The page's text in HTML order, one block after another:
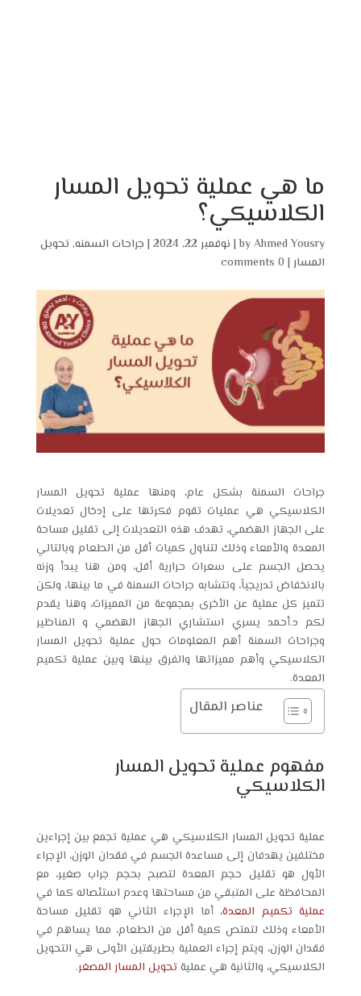
ما هي عملية تحويل المسار
الكلاسيكي؟
byAhmed Yousry
| نوفمبر 22, 2024 | جراحات السمنه, تحويل
المسار|
0 comments
جراحات السمنة بشكل عام، ومنها عملية تحويل المسار
الكلاسيكي هي عمليات تقوم فكرتها على إدخال تعديلات
على الجهاز الهضمي، تهدف هذه التعديلات إلى تقليل مساحة
المعدة والأمعاء وذلك لتناول كميات أقل من الطعام وبالتالي
يحصل الجسم على سعرات حرارية أقل، ومن هنا يبدأ وزنه
بالانخفاض تدريجياً، وتتشابه جراحات السمنة في ما بينها، ولكن
تتميز كل عملية عن الأخرى بمجموعة من المميزات، وهنا يقدم
لكم د.أحمد يسري استشاري الجهاز الهضمي و المناظير
وجراحات السمنة أهم المعلومات حول عملية تحويل المسار
الكلاسيكي وأهم مميزاتها والفرق بينها وبين عملية تكميم
المعدة.
عناصر المقال
مفهوم عملية تحويل المسار
الكلاسيكي
عملية تحويل المسار الكلاسيكي هي عملية تجمع بين إجراءين
مختلفين يهدفان إلى مساعدة الجسم في فقدان الوزن، الإجراء
الأول هو تقليل حجم المعدة لتصبح بحجم جراب صغير، مع
المحافظة على المتبقي من مساحتها وعدم استئصاله كما في
عملية تكميم المعدة، أما الإجراء الثاني هو تقليل مساحة
الأمعاء وذلك لتمتص كمية أقل من الطعام، مما يساهم في
فقدان الوزن، ويتم إجراء العملية بطريقتين الأولى هي التحويل
الكلاسيكي، والثانية هي عملية تحويل المسار المصغر.